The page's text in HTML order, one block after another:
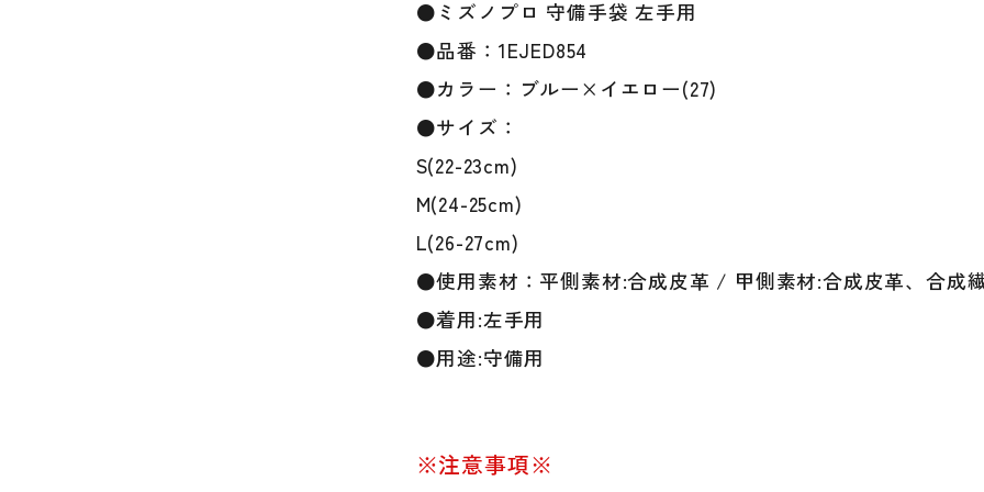
●ミズノプロ 守備手袋 左手用
●品番：1EJED854
●カラー：ブルー×イエロー(27)
●サイズ：
S(22-23cm)
M(24-25cm)
L(26-27cm)
●使用素材：平側素材:合成皮革 / 甲側素材:合成皮革、合成
●着用:左手用
●用途:守備用
※注意事項※